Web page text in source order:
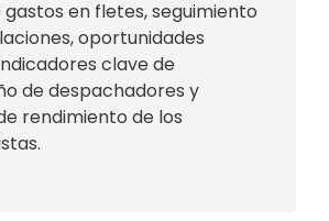
gastos en fletes, seguimiento
oportunidades
clave de
de despachadores y
rendimiento de los